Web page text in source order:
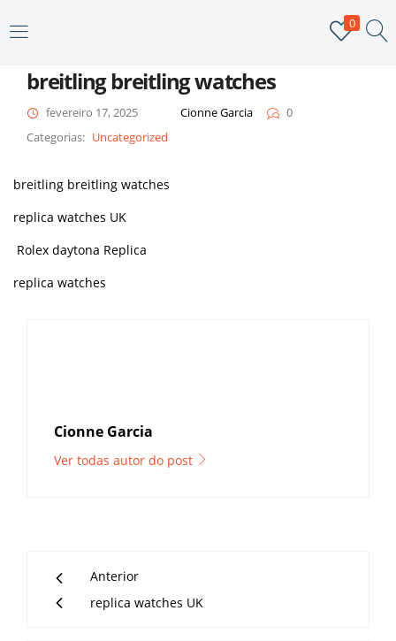
0
Digite seu nome de usuário e senha para fazer o login.
Me lembar
breitling breitling watches
fevereiro 17, 2025 Cionne Garcia
0
Categorias: Uncategorized
breitling breitling watches
replica watches UK
Rolex daytona Replica
replica watches
Cionne Garcia
Ver todas autor do post
Anterior
replica watches UK